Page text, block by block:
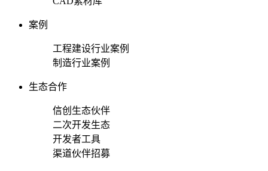
案例
工程建设行业案例
制造行业案例
生态合作
信创生态伙伴
二次开发生态
开发者工具
渠道伙伴招募